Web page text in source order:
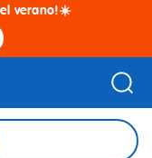
verano!☀️